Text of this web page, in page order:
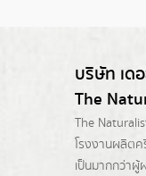
บริษัท เด
The
The
โรงงานผลิตค
เป็นมากกว่าผู้